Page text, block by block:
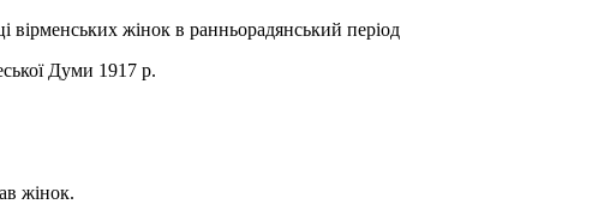
вірменських жінок в ранньорадянський період
Думи 1917 р.
жінок.